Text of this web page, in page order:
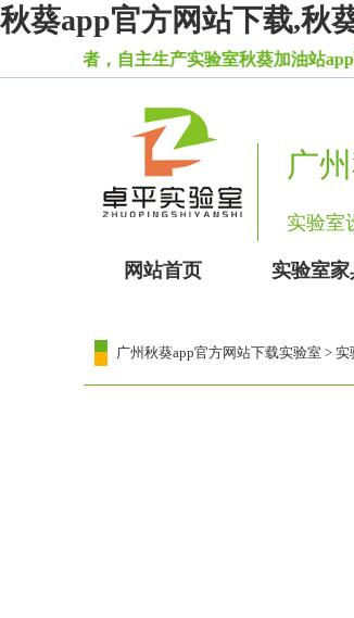
秋葵app官方网站下载,秋
者，自主生产实验室秋葵加油站app下载
广
实验室
网站首页 实验室家
广州秋葵app官方网站下载实验室 > 实